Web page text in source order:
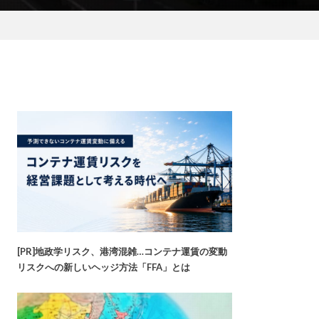
[PR]地政学リスク、港湾混雑…コンテナ運賃の変動
リスクへの新しいヘッジ方法「FFA」とは